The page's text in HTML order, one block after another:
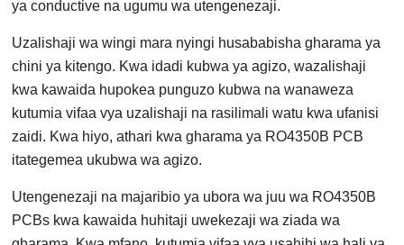
ya conductive na ugumu wa utengenezaji.
Uzalishaji wa wingi mara nyingi husababisha gharama ya
chini ya kitengo. Kwa idadi kubwa ya agizo, wazalishaji
kwa kawaida hupokea punguzo kubwa na wanaweza
kutumia vifaa vya uzalishaji na rasilimali watu kwa ufanisi
zaidi. Kwa hiyo, athari kwa gharama ya RO4350B PCB
itategemea ukubwa wa agizo.
Utengenezaji na majaribio ya ubora wa juu wa RO4350B
PCBs kwa kawaida huhitaji uwekezaji wa ziada wa